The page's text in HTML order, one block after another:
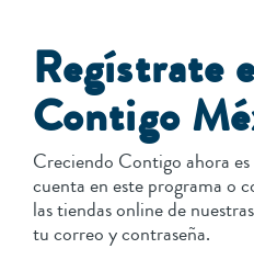
Regístrate
Contigo
Creciendo Contigo ahora
cuenta en este programa o
las tiendas online de
tu correo y contraseña.